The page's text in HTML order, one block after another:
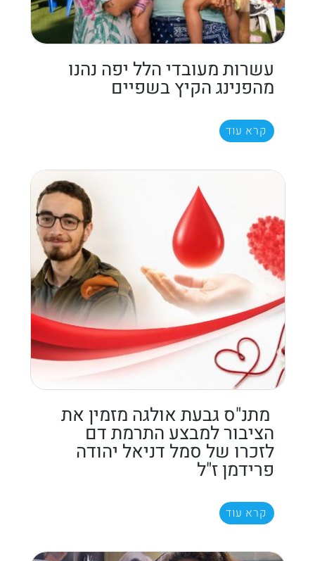
עשרות מעובדי הלל יפה נהנו
מהפנינג הקיץ בשפיים
קרא עוד
מתנ"ס גבעת אולגה מזמין את
הציבור למבצע התרמת דם
לזכרו של סמל דניאל יהודה
פרידמן ז"ל
קרא עוד